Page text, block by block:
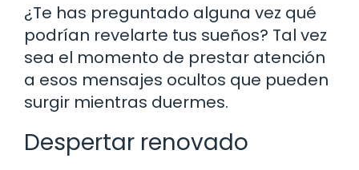
¿Te has preguntado alguna vez qué
podrían revelarte tus sueños? Tal vez
sea el momento de prestar atención
a esos mensajes ocultos que pueden
surgir mientras duermes.
Despertar renovado